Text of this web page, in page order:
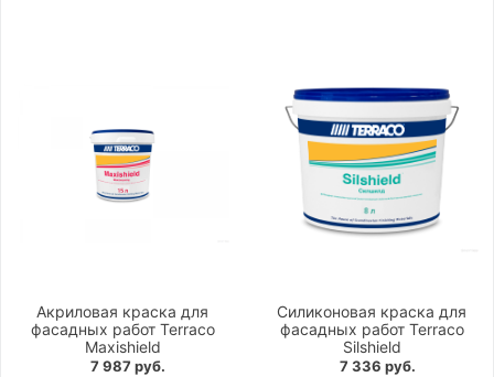
Акриловая краска для
фасадных работ Terraco
Maxishield
7 987 руб.
Силиконовая краска для
фасадных работ Terraco
Silshield
7 336 руб.